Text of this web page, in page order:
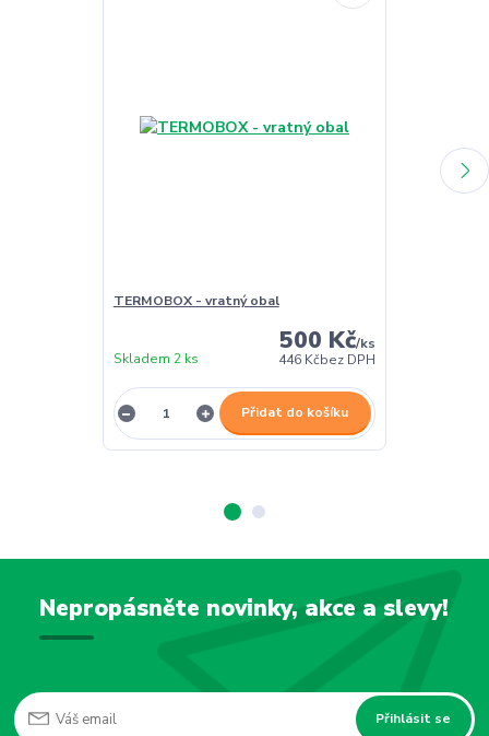
TERMOBOX - vratný obal
500 Kč/ks
446 Kčbez DPH
Skladem 2 ks
Přidat do košíku
Nepropásněte novinky, akce a slevy!
Přihlásit se